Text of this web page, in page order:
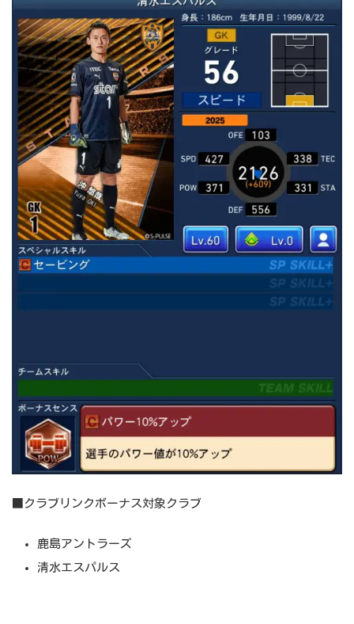
■クラブリンクボーナス対象クラブ
鹿島アントラーズ
清水エスパルス